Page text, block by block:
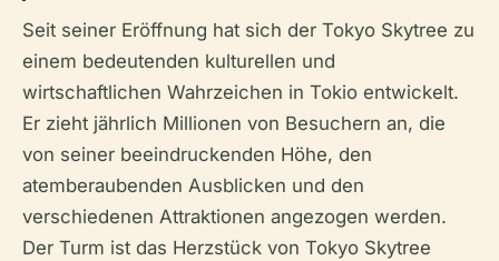
Seit seiner Eröffnung hat sich der Tokyo Skytree zu
einem bedeutenden kulturellen und
wirtschaftlichen Wahrzeichen in Tokio entwickelt.
Er zieht jährlich Millionen von Besuchern an, die
von seiner beeindruckenden Höhe, den
atemberaubenden Ausblicken und den
verschiedenen Attraktionen angezogen werden.
Der Turm ist das Herzstück von Tokyo Skytree